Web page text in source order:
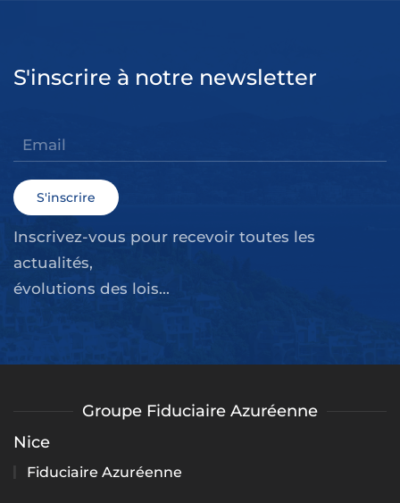
S'inscrire à notre newsletter
S'inscrire
Inscrivez-vous pour recevoir toutes les
actualités,
évolutions des lois...
Groupe Fiduciaire Azuréenne
Nice
Fiduciaire Azuréenne